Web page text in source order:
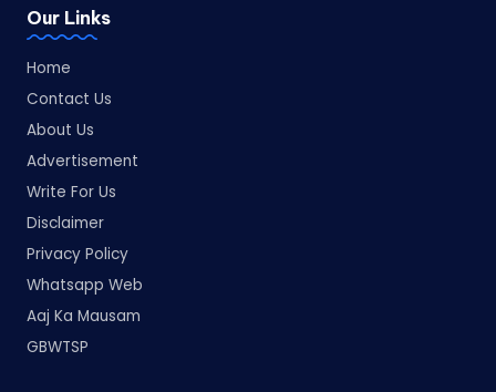
Our Links
Home
Contact Us
About Us
Advertisement
Write For Us
Disclaimer
Privacy Policy
Whatsapp Web
Aaj Ka Mausam
GBWTSP